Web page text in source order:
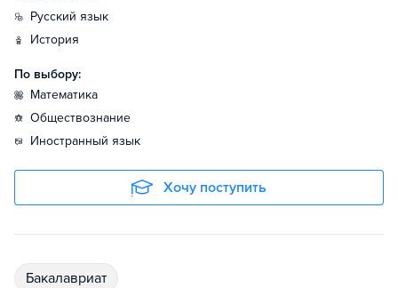
русский язык
история
По выбору:
математика
обществознание
иностранный язык
Хочу поступить
бакалавриат